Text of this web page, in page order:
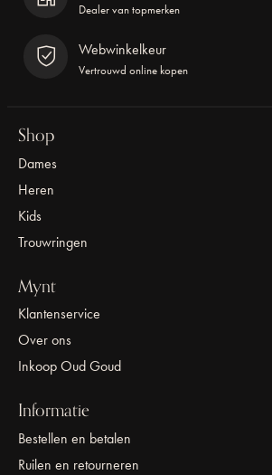
Dealer van topmerken
Webwinkelkeur
Vertrouwd online kopen
Shop
Dames
Heren
Kids
Trouwringen
Mynt
Klantenservice
Over ons
Inkoop Oud Goud
Informatie
Bestellen en betalen
Ruilen en retourneren